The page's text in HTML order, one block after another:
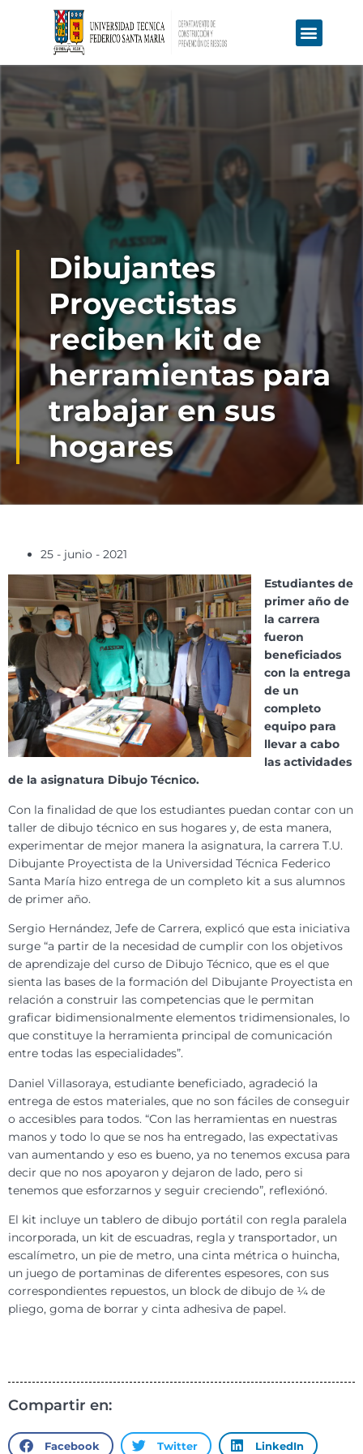
Dibujantes
Proyectistas
reciben kit de
herramientas para
trabajar en sus
hogares
25 - junio - 2021
Estudiantes de
primer año de
la carrera
fueron
beneficiados
con la entrega
de un
completo
equipo para
llevar a cabo
las actividades
de la asignatura Dibujo Técnico.
Con la finalidad de que los estudiantes puedan contar con un
taller de dibujo técnico en sus hogares y, de esta manera,
experimentar de mejor manera la asignatura, la carrera T.U.
Dibujante Proyectista de la Universidad Técnica Federico
Santa María hizo entrega de un completo kit a sus alumnos
de primer año.
Sergio Hernández, Jefe de Carrera, explicó que esta iniciativa
surge “a partir de la necesidad de cumplir con los objetivos
de aprendizaje del curso de Dibujo Técnico, que es el que
sienta las bases de la formación del Dibujante Proyectista en
relación a construir las competencias que le permitan
graficar bidimensionalmente elementos tridimensionales, lo
que constituye la herramienta principal de comunicación
entre todas las especialidades”.
Daniel Villasoraya, estudiante beneficiado, agradeció la
entrega de estos materiales, que no son fáciles de conseguir
o accesibles para todos. “Con las herramientas en nuestras
manos y todo lo que se nos ha entregado, las expectativas
van aumentando y eso es bueno, ya no tenemos excusa para
decir que no nos apoyaron y dejaron de lado, pero si
tenemos que esforzarnos y seguir creciendo”, reflexiónó.
El kit incluye un tablero de dibujo portátil con regla paralela
incorporada, un kit de escuadras, regla y transportador, un
escalímetro, un pie de metro, una cinta métrica o huincha,
un juego de portaminas de diferentes espesores, con sus
correspondientes repuestos, un block de dibujo de ¼ de
pliego, goma de borrar y cinta adhesiva de papel.
Compartir en:
Facebook Twitter LinkedIn